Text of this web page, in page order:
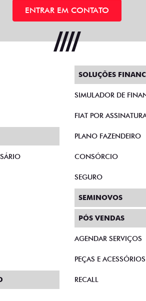
ENTRAR EM CONTATO
SOLUÇÕES
SIMULADOR DE
FIAT POR
PLANO FAZENDEIRO
CONSÓRCIO
SEGURO
SEMINOVOS
PÓS VENDAS
AGENDAR SERVIÇOS
PEÇAS E ACESSÓRIOS
RECALL